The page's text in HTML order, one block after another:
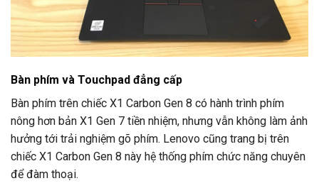
Bàn phím và Touchpad đẳng cấp
Bàn phím trên chiếc X1 Carbon Gen 8 có hành trình phím
nông hơn bản X1 Gen 7 tiền nhiệm, nhưng vẫn không làm ảnh
hưởng tới trải nghiệm gõ phím. Lenovo cũng trang bị trên
chiếc X1 Carbon Gen 8 này hệ thống phím chức năng chuyên
để đàm thoại.